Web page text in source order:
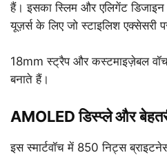
हैं। इसका स्लिम और एलिगेंट
यूज़र्स के लिए जो स्टाइलिश एक्सेसरी
18mm स्ट्रैप और कस्टमाइज़ेबल
बनाते हैं।
AMOLED डिस्प्ले और
इस स्मार्टवॉच में 850 निट्स